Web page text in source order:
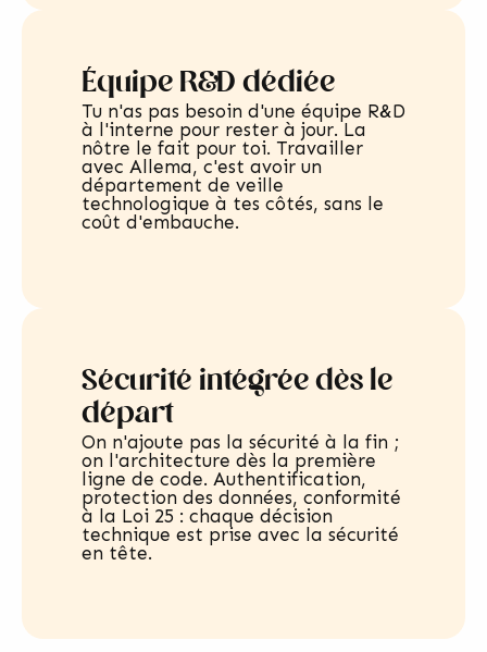
Équipe R&D dédiée
Tu n'as pas besoin d'une équipe R&D
à l'interne pour rester à jour. La
nôtre le fait pour toi. Travailler
avec Allema, c'est avoir un
département de veille
technologique à tes côtés, sans le
coût d'embauche.
Sécurité intégrée dès le
départ
On n'ajoute pas la sécurité à la fin ;
on l'architecture dès la première
ligne de code. Authentification,
protection des données, conformité
à la Loi 25 : chaque décision
technique est prise avec la sécurité
en tête.